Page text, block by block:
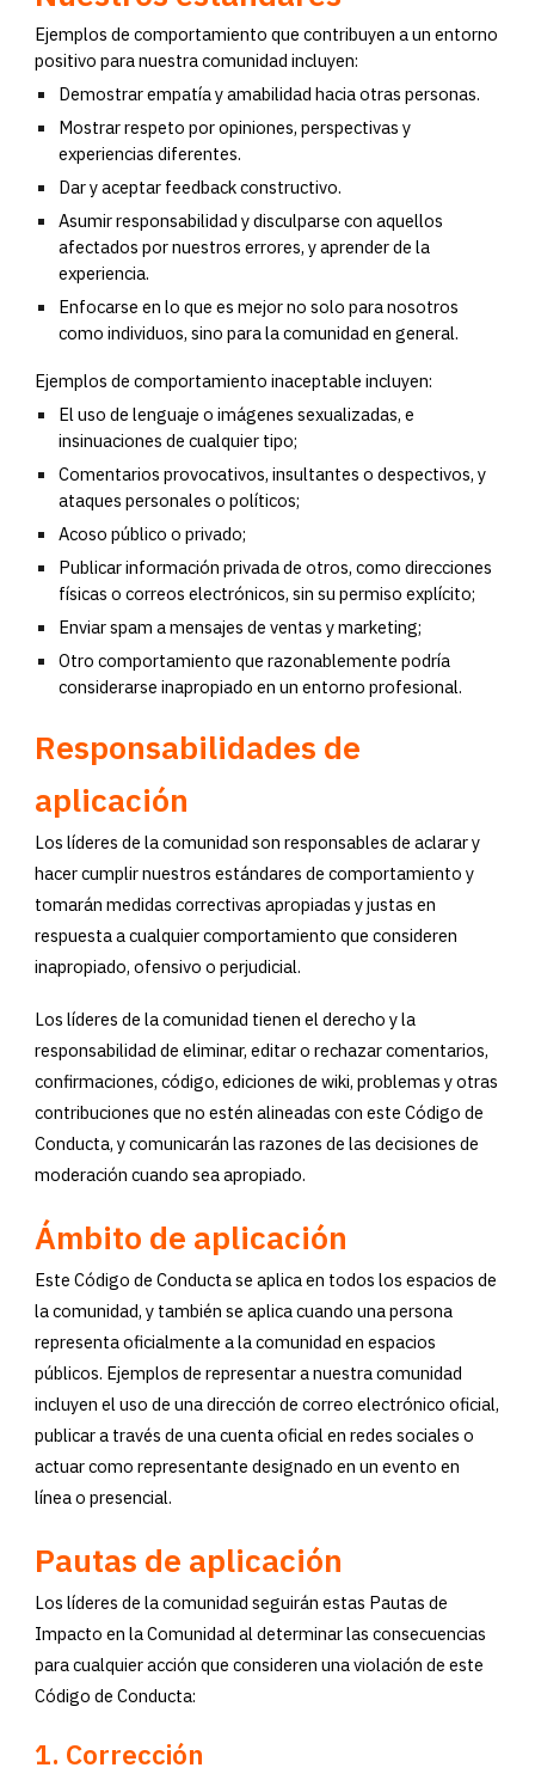
Ejemplos de comportamiento que contribuyen a un entorno
positivo para nuestra comunidad incluyen:
Demostrar empatía y amabilidad hacia otras personas.
Mostrar respeto por opiniones, perspectivas y
experiencias diferentes.
Dar y aceptar feedback constructivo.
Asumir responsabilidad y disculparse con aquellos
afectados por nuestros errores, y aprender de la
experiencia.
Enfocarse en lo que es mejor no solo para nosotros
como individuos, sino para la comunidad en general.
Ejemplos de comportamiento inaceptable incluyen:
El uso de lenguaje o imágenes sexualizadas, e
insinuaciones de cualquier tipo;
Comentarios provocativos, insultantes o despectivos, y
ataques personales o políticos;
Acoso público o privado;
Publicar información privada de otros, como direcciones
físicas o correos electrónicos, sin su permiso explícito;
Enviar spam a mensajes de ventas y marketing;
Otro comportamiento que razonablemente podría
considerarse inapropiado en un entorno profesional.
Responsabilidades de
aplicación
Los líderes de la comunidad son responsables de aclarar y
hacer cumplir nuestros estándares de comportamiento y
tomarán medidas correctivas apropiadas y justas en
respuesta a cualquier comportamiento que consideren
inapropiado, ofensivo o perjudicial.
Los líderes de la comunidad tienen el derecho y la
responsabilidad de eliminar, editar o rechazar comentarios,
confirmaciones, código, ediciones de wiki, problemas y otras
contribuciones que no estén alineadas con este Código de
Conducta, y comunicarán las razones de las decisiones de
moderación cuando sea apropiado.
Ámbito de aplicación
Este Código de Conducta se aplica en todos los espacios de
la comunidad, y también se aplica cuando una persona
representa oficialmente a la comunidad en espacios
públicos. Ejemplos de representar a nuestra comunidad
incluyen el uso de una dirección de correo electrónico oficial,
publicar a través de una cuenta oficial en redes sociales o
actuar como representante designado en un evento en
línea o presencial.
Pautas de aplicación
Los líderes de la comunidad seguirán estas Pautas de
Impacto en la Comunidad al determinar las consecuencias
para cualquier acción que consideren una violación de este
Código de Conducta:
1. Corrección